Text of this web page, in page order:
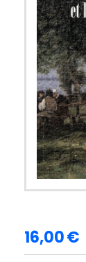
16,00€